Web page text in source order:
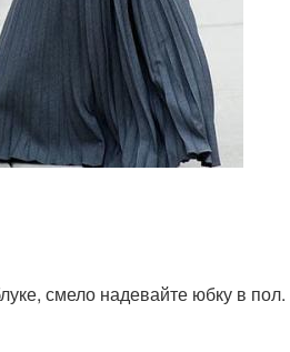
смело надевайте юбку в пол.